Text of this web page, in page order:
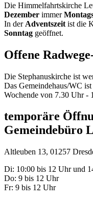
Die Himmelfahrtskirche
Dezember immer
In der Adventszeit ist die
Sonntag geöffnet.
Offene
Die Stephanuskirche ist
Das Gemeindehaus/WC
Wochende von 7.30 Uhr -
temporäre
Gemeindebüro
Altleuben 13, 01257
Di: 10:00 bis 12 Uhr und
Do: 9 bis 12 Uhr
Fr: 9 bis 12 Uhr